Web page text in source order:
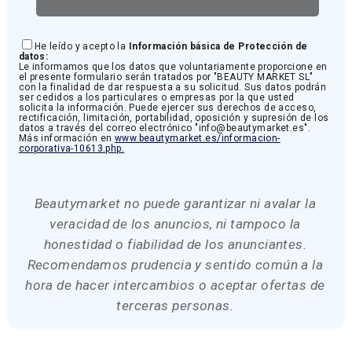
He leído y acepto la Información básica de Protección de
datos:
Le informamos que los datos que voluntariamente proporcione en
el presente formulario serán tratados por "BEAUTY MARKET SL"
con la finalidad de dar respuesta a su solicitud. Sus datos podrán
ser cedidos a los particulares o empresas por la que usted
solicita la información. Puede ejercer sus derechos de acceso,
rectificación, limitación, portabilidad, oposición y supresión de los
datos a través del correo electrónico "info@beautymarket.es".
Más información en www.beautymarket.es/informacion-
corporativa-10613.php.
Beautymarket no puede garantizar ni avalar la
veracidad de los anuncios, ni tampoco la
honestidad o fiabilidad de los anunciantes.
Recomendamos prudencia y sentido común a la
hora de hacer intercambios o aceptar ofertas de
terceras personas.